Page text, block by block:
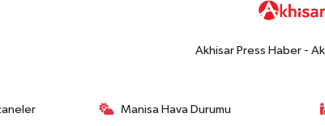
Akhisar Press Haber -
Manisa Hava Durumu